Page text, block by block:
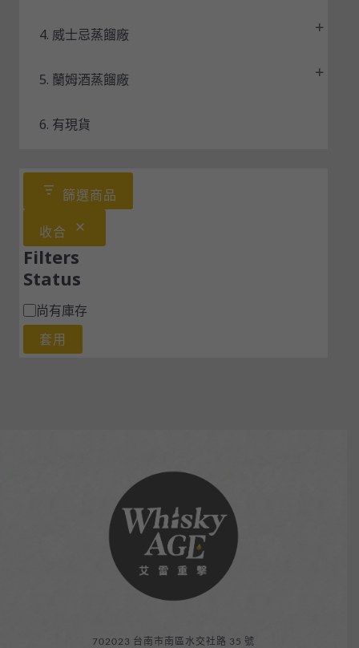
4. 威士忌蒸餾廠
5. 蘭姆酒蒸餾廠
6. 有現貨
篩選商品
收合
Filters
Status
尚有庫存
套用
702023 台南市南區水交社路 35 號